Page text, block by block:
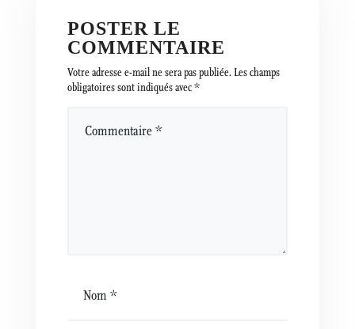
POSTER LE
COMMENTAIRE
Votre adresse e-mail ne sera pas publiée.Les champs
obligatoires sont indiqués avec*